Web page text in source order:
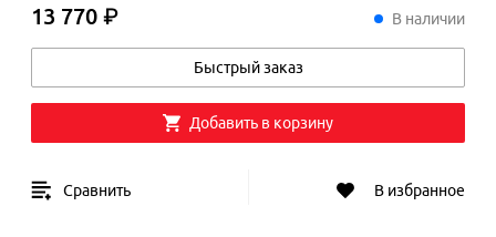
13 770 ₽13 770 ₽ В наличии
Быстрый заказ
Добавить в корзину
Сравнить В избранное